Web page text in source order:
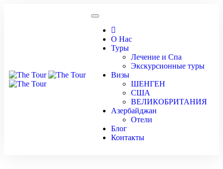
О Нас
Туры
Лечение и Спа
Экскурсионные туры
Визы
ШЕНГЕН
США
ВЕЛИКОБРИТАНИЯ
Азербайджан
Отели
Блог
Контакты